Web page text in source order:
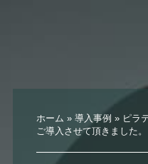
ホーム » 導入事例 » ピラ
ご導入させて頂きました。